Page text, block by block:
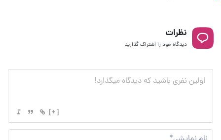
نظرات
دیدگاه خود را اشتراک گذارید
[+]
نام